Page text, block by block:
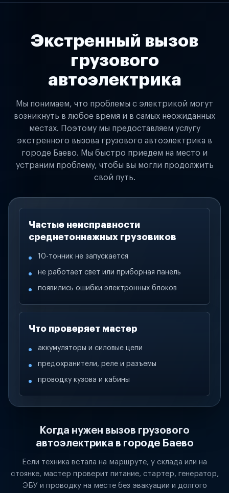
Экстренный вызов
грузового
автоэлектрика
Мы понимаем, что проблемы с электрикой могут
возникнуть в любое время и в самых неожиданных
местах. Поэтому мы предоставляем услугу
экстренного вызова грузового автоэлектрика в
городе Баево. Мы быстро приедем на место и
устраним проблему, чтобы вы могли продолжить
свой путь.
Частые неисправности
среднетоннажных грузовиков
10-тонник не запускается
не работает свет или приборная панель
появились ошибки электронных блоков
Что проверяет мастер
аккумуляторы и силовые цепи
предохранители, реле и разъемы
проводку кузова и кабины
Когда нужен вызов грузового
автоэлектрика в городе Баево
Если техника встала на маршруте, у склада или на
стоянке, мастер проверит питание, стартер, генератор,
ЭБУ и проводку на месте без эвакуации и долгого